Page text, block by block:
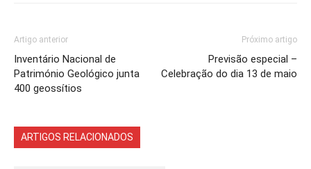
Artigo anterior
Inventário Nacional de
Património Geológico junta
400 geossítios
Próximo artigo
Previsão especial –
Celebração do dia 13 de maio
ARTIGOS RELACIONADOS